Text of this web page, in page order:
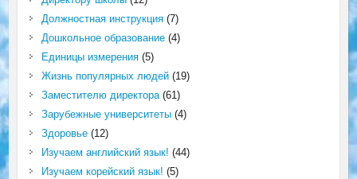
Должностная инструкция(7)
Дошкольное образование(4)
Единицы измерения(5)
Жизнь популярных людей(19)
Заместителю директора(61)
Зарубежные университеты(4)
Здоровье(12)
Изучаем английский язык! (44)
Изучаем корейский язык! (5)